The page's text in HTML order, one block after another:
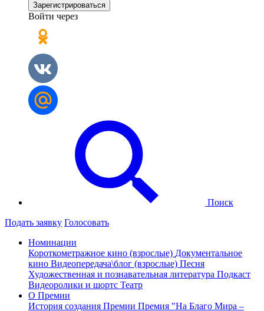
Зарегистрироваться
Войти через
Поиск
Подать заявку Голосовать
Номинации
Короткометражное кино (взрослые) Документальное
кино Видеопередача\блог (взрослые) Песня
Художественная и познавательная литература Подкаст
Видеоролики и шортс Театр
О Премии
История создания Премии Премия "На Благо Мира –